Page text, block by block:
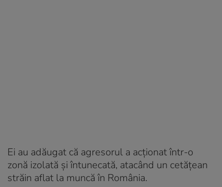
Ei au adăugat că agresorul a acționat într-o
zonă izolată și întunecată, atacând un cetățean
străin aflat la muncă în România.